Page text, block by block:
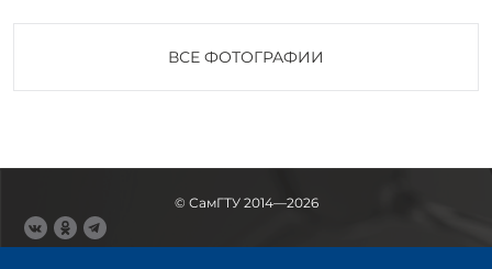
ВСЕ ФОТОГРАФИИ
© СамГТУ 2014—2026
443100, Самара